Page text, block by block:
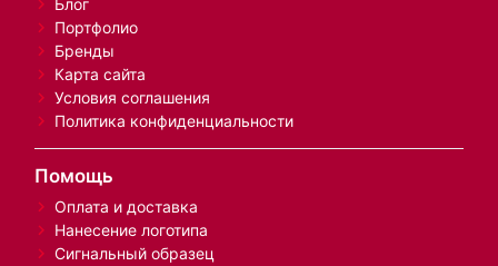
Портфолио
Бренды
Карта сайта
Условия соглашения
Политика конфиденциальности
Помощь
Оплата и доставка
Нанесение логотипа
Сигнальный образец